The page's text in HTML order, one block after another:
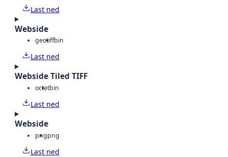
Last ned
Webside
geotiffbin
Last ned
Webside Tiled TIFF
octetbin
Last ned
Webside
pngpng
Last ned